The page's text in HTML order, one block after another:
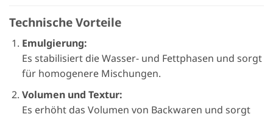
Technische Vorteile
Emulgierung:
Es stabilisiert die Wasser- und Fettphasen und sorgt
für homogenere Mischungen.
Volumen und Textur:
Es erhöht das Volumen von Backwaren und sorgt